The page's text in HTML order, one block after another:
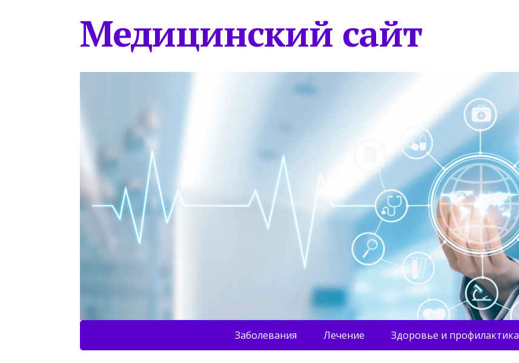
Медицинский сайт
Заболевания Лечение Здоровье и профилактика